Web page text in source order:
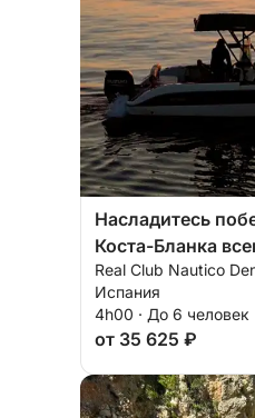
•Мыс Сан-Антонио.
Насладитесь
Коста-Бланка
Real Club Nautico
Испания
4h00 · До 6 человек
от 35 625 ₽